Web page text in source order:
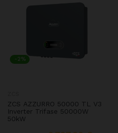
-2%
ZCS AZZURRO 50000 TL V3
Inverter Trifase 50000W
50kW